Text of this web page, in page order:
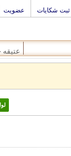
ثبت شکایات عضویت
عتیقه